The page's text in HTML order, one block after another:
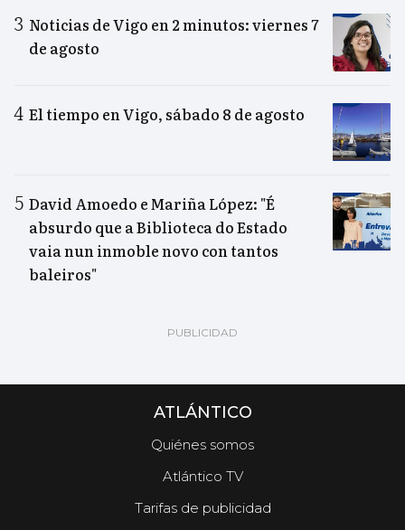
Noticias de Vigo en 2 minutos: viernes 7
de agosto
El tiempo en Vigo, sábado 8 de agosto
David Amoedo e Mariña López: "É
absurdo que a Biblioteca do Estado
vaia nun inmoble novo con tantos
baleiros"
ATLÁNTICO
Quiénes somos
Atlántico TV
Tarifas de publicidad